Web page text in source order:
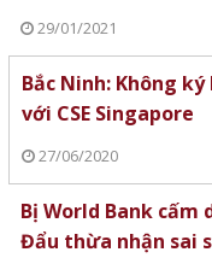
29/01/2021
Bắc Ninh: Không
với CSE Singapore
27/06/2020
Bị World Bank cấm
Đẩu thừa nhận sai